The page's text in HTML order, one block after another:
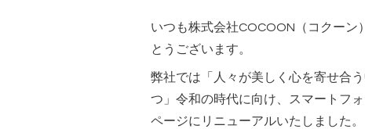
いつも株式会社COCOON （コクー
とうございます。
弊社では「人々が美しく心を寄せ合
つ」令和の時代に向け、スマートフ
ページにリニューアルいたしました